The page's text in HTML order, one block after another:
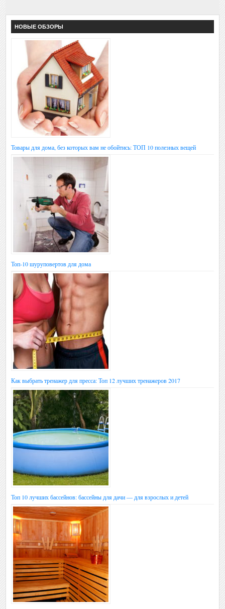
НОВЫЕ ОБЗОРЫ
Товары для дома, без которых вам не обойтись: ТОП 10 полезных вещей
Топ-10 шуруповертов для дома
Как выбрать тренажер для пресса: Топ 12 лучших тренажеров 2017
Топ 10 лучших бассейнов: бассейны для дачи — для взрослых и детей